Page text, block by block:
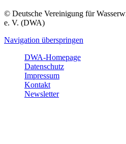
© Deutsche Vereinigung für
e. V. (DWA)
Navigation überspringen
DWA-Homepage
Datenschutz
Impressum
Kontakt
Newsletter